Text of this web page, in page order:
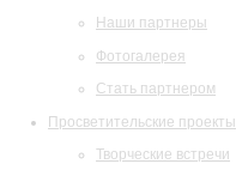
Наши партнеры
Фотогалерея
Стать партнером
Просветительские проекты
Творческие встречи